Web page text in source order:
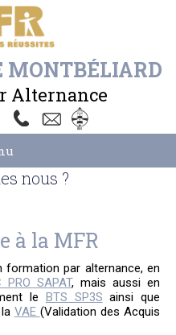
MONTBÉLIARD
Alternance
nous ?
à la MFR
formation par alternance, en
PRO SAPAT, mais aussi en
le BTS SP3S ainsi que
VAE (Validation des Acquis